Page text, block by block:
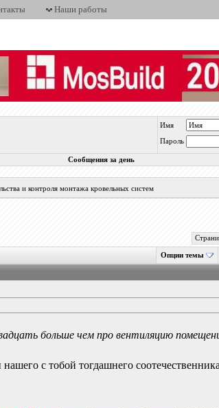
Наши работы
Имя
Пароль
Сообщения за день
и контроля монтажа кровельных систем
Опции темы
больше чем про вентиляцию
с тобой тогдашнего